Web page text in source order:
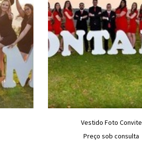
Vestido Foto Convite
Preço sob consulta